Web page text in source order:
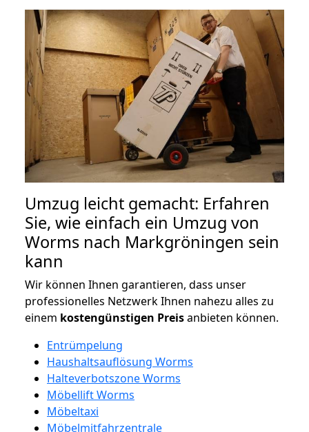
Umzug leicht gemacht: Erfahren
Sie, wie einfach ein Umzug von
Worms nach Markgröningen sein
kann
Wir können Ihnen garantieren, dass unser
professionelles Netzwerk Ihnen nahezu alles zu
einem kostengünstigen Preisanbieten können.
Entrümpelung
Haushaltsauflösung Worms
Halteverbotszone Worms
Möbellift Worms
Möbeltaxi
Möbelmitfahrzentrale